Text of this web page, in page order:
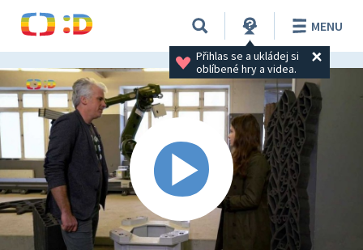
Přihlas se a ukládej si
oblíbené hry a videa.
MENU